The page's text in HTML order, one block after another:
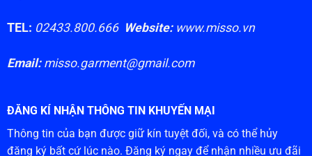
TEL: 02433.800.666 Website:www.misso.vn
Email:misso.garment@gmail.com
ĐĂNG KÍ NHẬN THÔNG TIN KHUYẾN MẠI
Thông tin của bạn được giữ kín tuyệt đối, và có thể hủy
đăng ký bất cứ lúc nào. Đăng ký ngay để nhận nhiều ưu đãi